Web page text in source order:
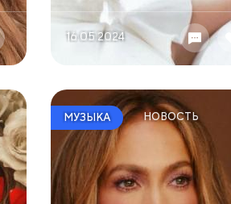
16.05 2024
МУЗЫКА НОВОСТЬ